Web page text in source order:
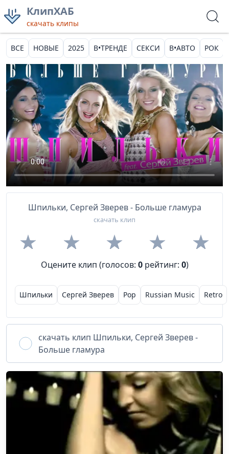
КлипХАБ
скачать клипы
ВСЕ НОВЫЕ 2025 В•ТРЕНДЕ СЕКСИ В•АВТО РОК
Шпильки, Сергей Зверев - Больше гламура
скачать клип
Оцените клип (голосов: 0 рейтинг: 0)
Шпильки Сергей Зверев Pop Russian Music Retro
скачать клип Шпильки, Сергей Зверев -
Больше гламура